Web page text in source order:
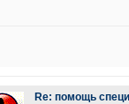
Re: помощь